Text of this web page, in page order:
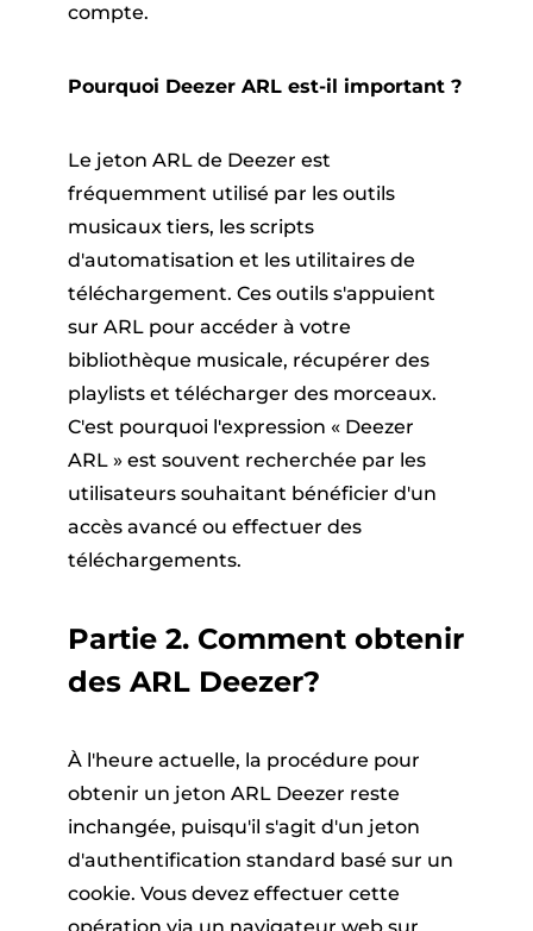
compte.
Pourquoi Deezer ARL est-il important ?
Le jeton ARL de Deezer est
fréquemment utilisé par les outils
musicaux tiers, les scripts
d'automatisation et les utilitaires de
téléchargement. Ces outils s'appuient
sur ARL pour accéder à votre
bibliothèque musicale, récupérer des
playlists et télécharger des morceaux.
C'est pourquoi l'expression « Deezer
ARL » est souvent recherchée par les
utilisateurs souhaitant bénéficier d'un
accès avancé ou effectuer des
téléchargements.
Partie 2. Comment obtenir
des ARL Deezer?
À l'heure actuelle, la procédure pour
obtenir un jeton ARL Deezer reste
inchangée, puisqu'il s'agit d'un jeton
d'authentification standard basé sur un
cookie. Vous devez effectuer cette